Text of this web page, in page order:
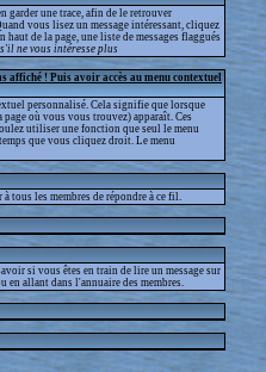
garder une trace, afin de le retrouver
vous lisez un message intéressant, cliquez
de la page, une liste de messages flaggués
s'il ne vous intéresse plus
! Puis avoir accès au menu contextuel
personnalisé. Cela signifie que lorsque
où vous vous trouvez) apparaît. Ces
utiliser une fonction que seul le menu
que vous cliquez droit. Le menu
les membres de répondre à ce fil.
si vous êtes en train de lire un message sur
allant dans l'annuaire des membres.